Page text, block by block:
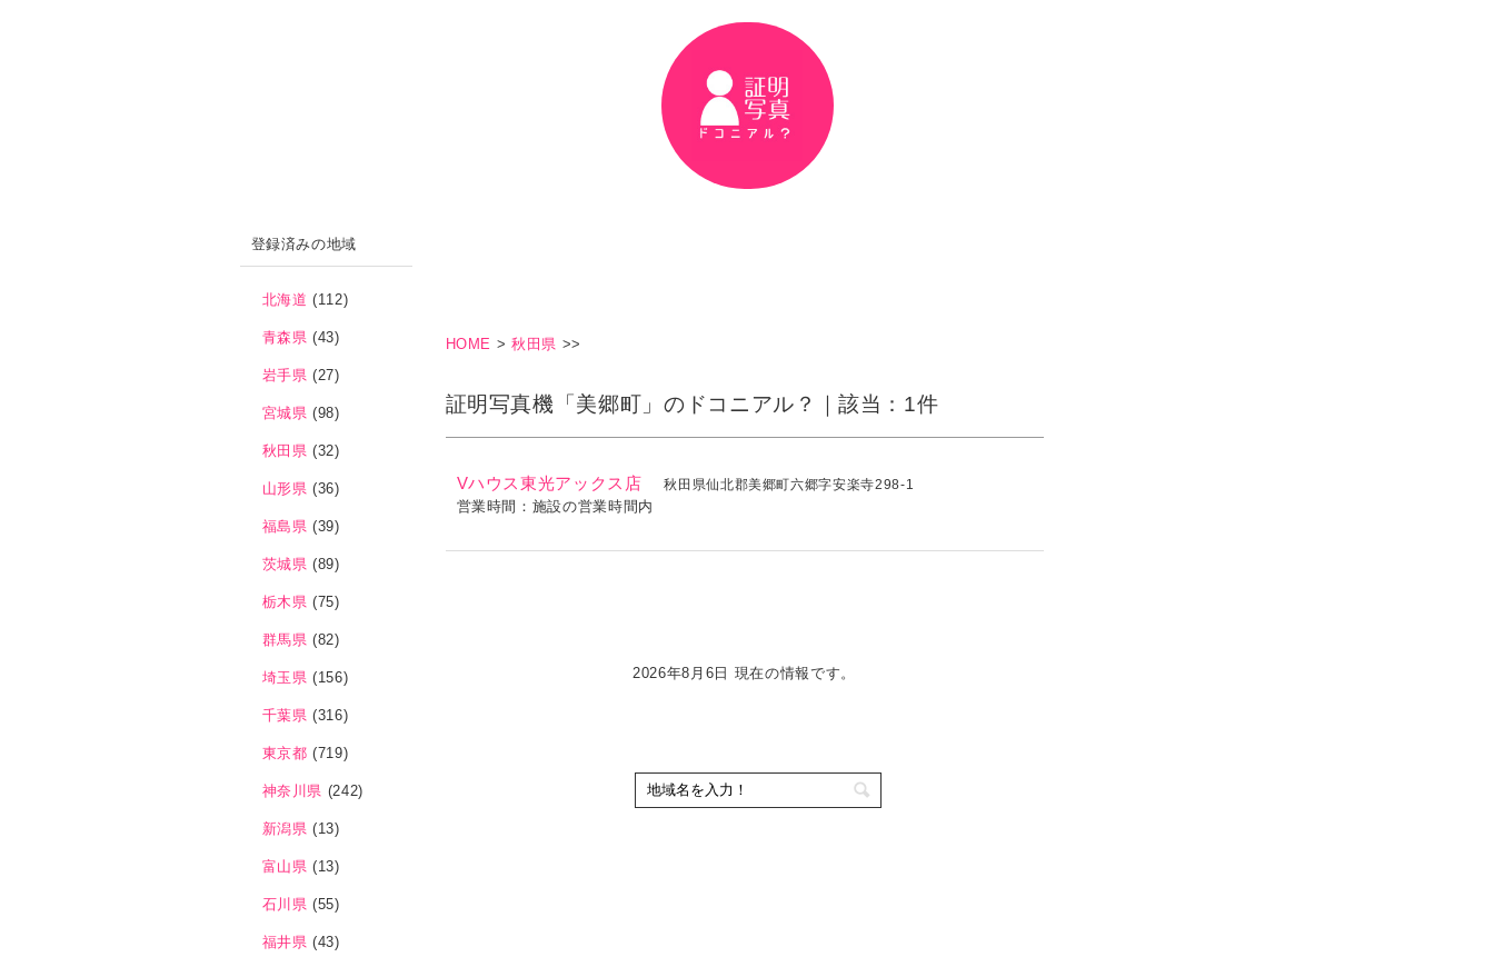
HOME >秋田県 >>
証明写真機「美郷町」のドコニアル？｜該当：1件
Vハウス東光アックス店 秋田県仙北郡美郷町六郷字安楽寺298-1
営業時間：施設の営業時間内
2026年8月6日 現在の情報です。
登録済みの地域
北海道 (112)
青森県 (43)
岩手県 (27)
宮城県 (98)
秋田県 (32)
山形県 (36)
福島県 (39)
茨城県 (89)
栃木県 (75)
群馬県 (82)
埼玉県 (156)
千葉県 (316)
東京都 (719)
神奈川県 (242)
新潟県 (13)
富山県 (13)
石川県 (55)
福井県 (43)